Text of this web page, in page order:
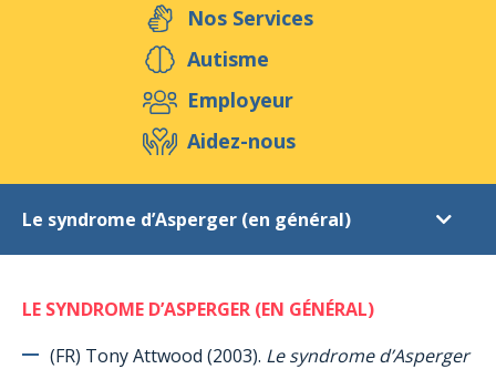
Employeur
Aidez-nous
Evénements Publications Médias
Ressources & Outils Blog
Nos Services
Autisme
Employeur
Aidez-nous
Le syndrome d’Asperger (en général)
Introduction
Autisme
LE SYNDROME D’ASPERGER (EN GÉNÉRAL)
(FR) Tony Attwood (2003). Le syndrome d’Asperger